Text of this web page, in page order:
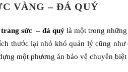
VÀNG – ĐÁ QUÝ
sức – đá quýlà một trong những
thước lại nhỏ khó quản lý cũng
một phương án bảo vệ chuyên